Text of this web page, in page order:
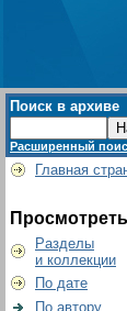
Поиск в архиве
Расширенный
Главная
Просмотреть
Разделы
и коллекции
По дате
По автору